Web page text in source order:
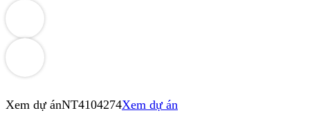
Xem dự ánNT4104274Xem dự án